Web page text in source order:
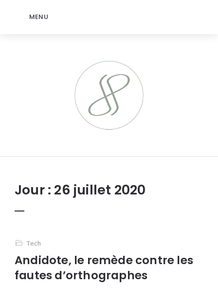
MENU
Jour : 26 juillet 2020
Tech
Andidote, le remède contre les
fautes d’orthographes